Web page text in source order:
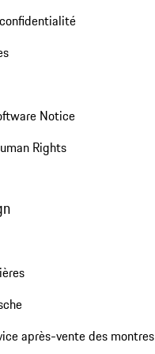
Notice
Rights
après-vente des montres